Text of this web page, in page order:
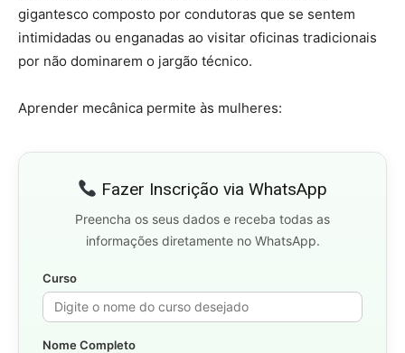
gigantesco composto por condutoras que se sentem
intimidadas ou enganadas ao visitar oficinas tradicionais
por não dominarem o jargão técnico.
Aprender mecânica permite às mulheres:
Fazer Inscrição via WhatsApp
Preencha os seus dados e receba todas as
informações diretamente no WhatsApp.
Curso
Nome Completo